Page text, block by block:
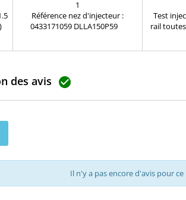
1
Référence nez d'injecteur :
0433171059 DLLA150P59
Test
rail
des avis 
Il n'y a pas encore d'avis pour